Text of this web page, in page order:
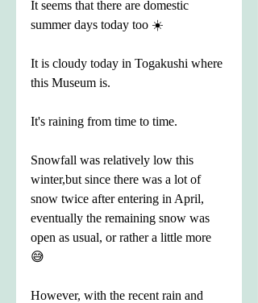
It seems that there are domestic
summer days today too ☀️
It is cloudy today in Togakushi where
this Museum is.
It's raining from time to time.
Snowfall was relatively low this
winter,but since there was a lot of
snow twice after entering in April,
eventually the remaining snow was
open as usual, or rather a little more
😅
However, with the recent rain and